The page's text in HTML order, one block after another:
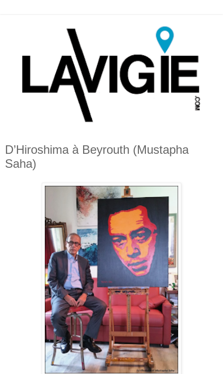
D’Hiroshima à Beyrouth (Mustapha
Saha)